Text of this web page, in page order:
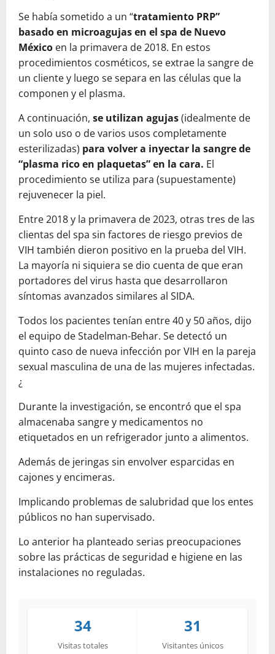
Se había sometido a un “tratamiento PRP”
basado en microagujas en el spa de Nuevo
México en la primavera de 2018. En estos
procedimientos cosméticos, se extrae la sangre de
un cliente y luego se separa en las células que la
componen y el plasma.
A continuación, se utilizan agujas(idealmente de
un solo uso o de varios usos completamente
esterilizadas) para volver a inyectar la sangre de
“plasma rico en plaquetas” en la cara. El
procedimiento se utiliza para (supuestamente)
rejuvenecer la piel.
Entre 2018 y la primavera de 2023, otras tres de las
clientas del spa sin factores de riesgo previos de
VIH también dieron positivo en la prueba del VIH.
La mayoría ni siquiera se dio cuenta de que eran
portadores del virus hasta que desarrollaron
síntomas avanzados similares al SIDA.
Todos los pacientes tenían entre 40 y 50 años, dijo
el equipo de Stadelman-Behar. Se detectó un
quinto caso de nueva infección por VIH en la pareja
sexual masculina de una de las mujeres infectadas.
¿
Durante la investigación, se encontró que el spa
almacenaba sangre y medicamentos no
etiquetados en un refrigerador junto a alimentos.
Además de jeringas sin envolver esparcidas en
cajones y encimeras.
Implicando problemas de salubridad que los entes
públicos no han supervisado.
Lo anterior ha planteado serias preocupaciones
sobre las prácticas de seguridad e higiene en las
instalaciones no reguladas.
34
Visitas totales
31
Visitantes únicos